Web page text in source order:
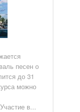
песен о
до 31
можно
в...